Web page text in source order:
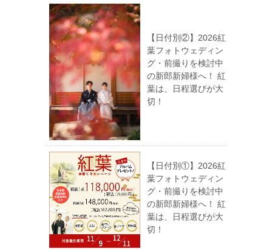
【日付別②】2026紅
葉フォトウェディン
グ・前撮りを検討中
の新郎新婦様へ！ 紅
葉は、日程選びが大
切！
【日付別①】2026紅
葉フォトウェディン
グ・前撮りを検討中
の新郎新婦様へ！ 紅
葉は、日程選びが大
切！